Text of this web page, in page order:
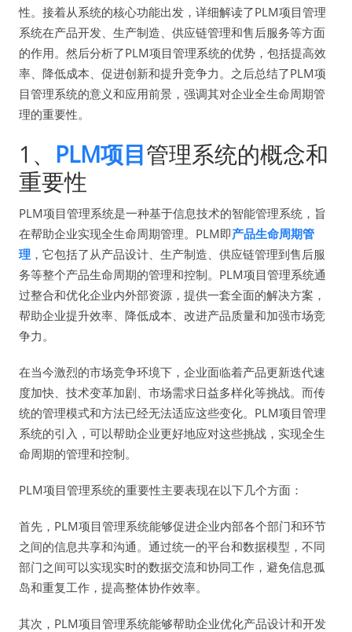
性。接着从系统的核心功能出发，详细解读了PLM项目管理
系统在产品开发、生产制造、供应链管理和售后服务等方面
的作用。然后分析了PLM项目管理系统的优势，包括提高效
率、降低成本、促进创新和提升竞争力。之后总结了PLM项
目管理系统的意义和应用前景，强调其对企业全生命周期管
理的重要性。
1、 PLM项目管理系统的概念和
重要性
PLM项目管理系统是一种基于信息技术的智能管理系统，旨
在帮助企业实现全生命周期管理。PLM即产品生命周期管
理 ，它包括了从产品设计、生产制造、供应链管理到售后服
务等整个产品生命周期的管理和控制。PLM项目管理系统通
过整合和优化企业内外部资源，提供一套全面的解决方案，
帮助企业提升效率、降低成本、改进产品质量和加强市场竞
争力。
在当今激烈的市场竞争环境下，企业面临着产品更新迭代速
度加快、技术变革加剧、市场需求日益多样化等挑战。而传
统的管理模式和方法已经无法适应这些变化。PLM项目管理
系统的引入，可以帮助企业更好地应对这些挑战，实现全生
命周期的管理和控制。
PLM项目管理系统的重要性主要表现在以下几个方面：
首先，PLM项目管理系统能够促进企业内部各个部门和环节
之间的信息共享和沟通。通过统一的平台和数据模型，不同
部门之间可以实现实时的数据交流和协同工作，避免信息孤
岛和重复工作，提高整体协作效率。
其次，PLM项目管理系统能够帮助企业优化产品设计和开发